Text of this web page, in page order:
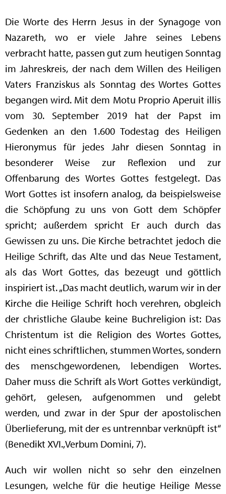
Die Worte des Herrn Jesus in der Synagoge von
Nazareth, wo er viele Jahre seines Lebens
verbracht hatte, passen gut zum heutigen Sonntag
im Jahreskreis, der nach dem Willen des Heiligen
Vaters Franziskus als Sonntag des Wortes Gottes
begangen wird. Mit dem Motu Proprio Aperuit illis
vom 30. September 2019 hat der Papst im
Gedenken an den 1.600 Todestag des Heiligen
Hieronymus für jedes Jahr diesen Sonntag in
besonderer Weise zur Reflexion und zur
Offenbarung des Wortes Gottes festgelegt. Das
Wort Gottes ist insofern analog, da beispielsweise
die Schöpfung zu uns von Gott dem Schöpfer
spricht; außerdem spricht Er auch durch das
Gewissen zu uns. Die Kirche betrachtet jedoch die
Heilige Schrift, das Alte und das Neue Testament,
als das Wort Gottes, das bezeugt und göttlich
inspiriert ist. „Das macht deutlich, warum wir in der
Kirche die Heilige Schrift hoch verehren, obgleich
der christliche Glaube keine Buchreligion ist: Das
Christentum ist die Religion des Wortes Gottes,
nicht eines schriftlichen, stummen Wortes, sondern
des menschgewordenen, lebendigen Wortes.
Daher muss die Schrift als Wort Gottes verkündigt,
gehört, gelesen, aufgenommen und gelebt
werden, und zwar in der Spur der apostolischen
Überlieferung, mit der es untrennbar verknüpft ist“
(Benedikt XVI.,Verbum Domini, 7).
Auch wir wollen nicht so sehr den einzelnen
Lesungen, welche für die heutige Heilige Messe